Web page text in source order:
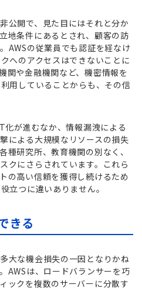
公開で、見た目にはそれと分か
地条件にあるとされ、顧客の訪
AWSの従業員でも認証を経なけ
へのアクセスはできないことに
関や金融機関など、機密情報を
用していることからも、その信
が進むなか、情報漏洩による
による大規模なリソースの損失
種研究所、教育機関の別なく、
クにさらされています。これら
の高い信頼を獲得し続けるため
立つに違いありません。
きる
大な機会損失の一因となりかね
AWSは、ロードバランサーを巧
ックを複数のサーバーに分散す